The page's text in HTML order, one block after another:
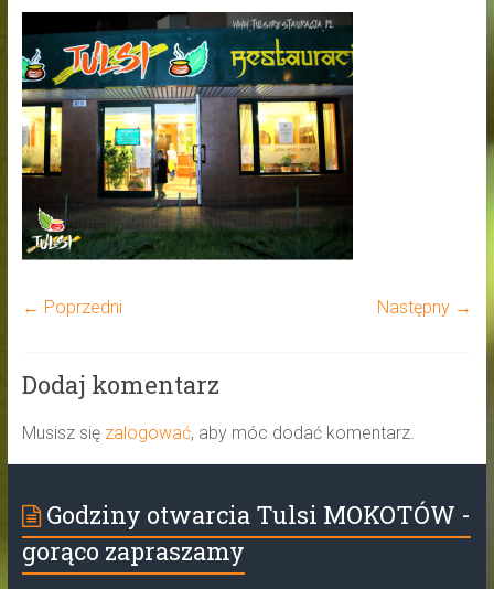
← Poprzedni Następny →
Dodaj komentarz
Musisz się zalogować, aby móc dodać komentarz.
Godziny otwarcia Tulsi MOKOTÓW -
gorąco zapraszamy